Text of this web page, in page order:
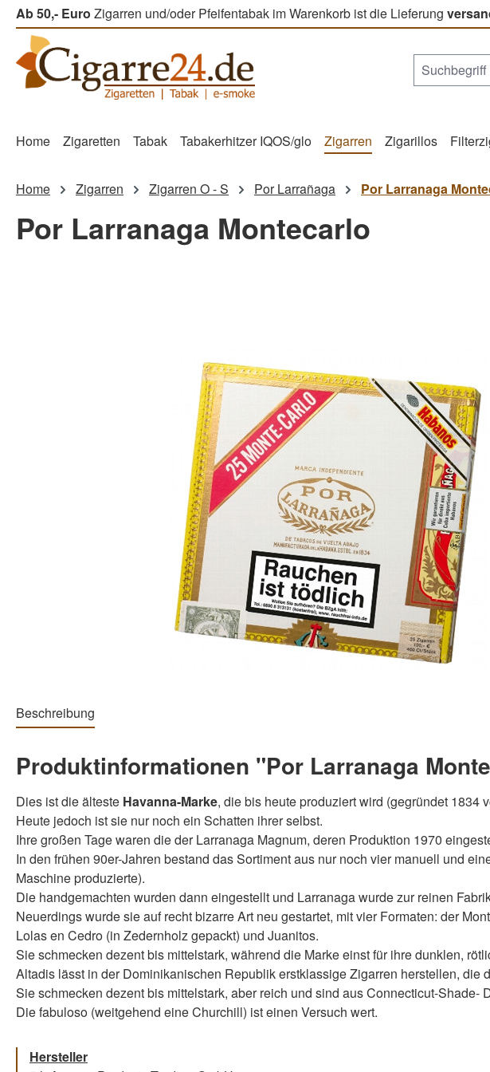
Hauptinhalt springen
Zur Suche springen
Zur Hauptnavigation springen
Ab 50,- Euro Zigarren und/oder Pfeifentabak im Warenkorb ist die Lieferung
Home Zigaretten Tabak Tabakerhitzer IQOS/glo Zigarren Zigarillos
Home Zigarren Zigarren O - S Por Larrañaga Por Larranaga
Por Larranaga Montecarlo
Beschreibung
Produktinformationen "Por Larranaga
Dies ist die älteste Havanna-Marke, die bis heute produziert wird (gegründet 1834
Heute jedoch ist sie nur noch ein Schatten ihrer selbst.
Ihre großen Tage waren die der Larranaga Magnum, deren Produktion 1970
In den frühen 90er-Jahren bestand das Sortiment aus nur noch vier manuell und
Maschine produzierte).
Die handgemachten wurden dann eingestellt und Larranaga wurde zur reinen
Neuerdings wurde sie auf recht bizarre Art neu gestartet, mit vier Formaten: der
Lolas en Cedro (in Zedernholz gepackt) und Juanitos.
Sie schmecken dezent bis mittelstark, während die Marke einst für ihre dunklen,
Altadis lässt in der Dominikanischen Republik erstklassige Zigarren herstellen,
Sie schmecken dezent bis mittelstark, aber reich und sind aus Connecticut-
Die fabuloso (weitgehend eine Churchill) ist einen Versuch wert.
Hersteller